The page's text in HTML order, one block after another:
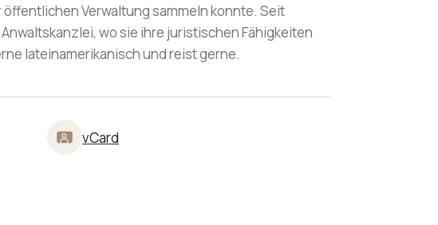
Verwaltung sammeln konnte. Seit
wo sie ihre juristischen Fähigkeiten
lateinamerikanisch und reist gerne.
vCard